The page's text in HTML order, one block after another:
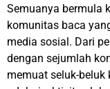
Semuanya bermula
komunitas baca
media sosial. Dari
dengan sejumlah
memuat seluk-